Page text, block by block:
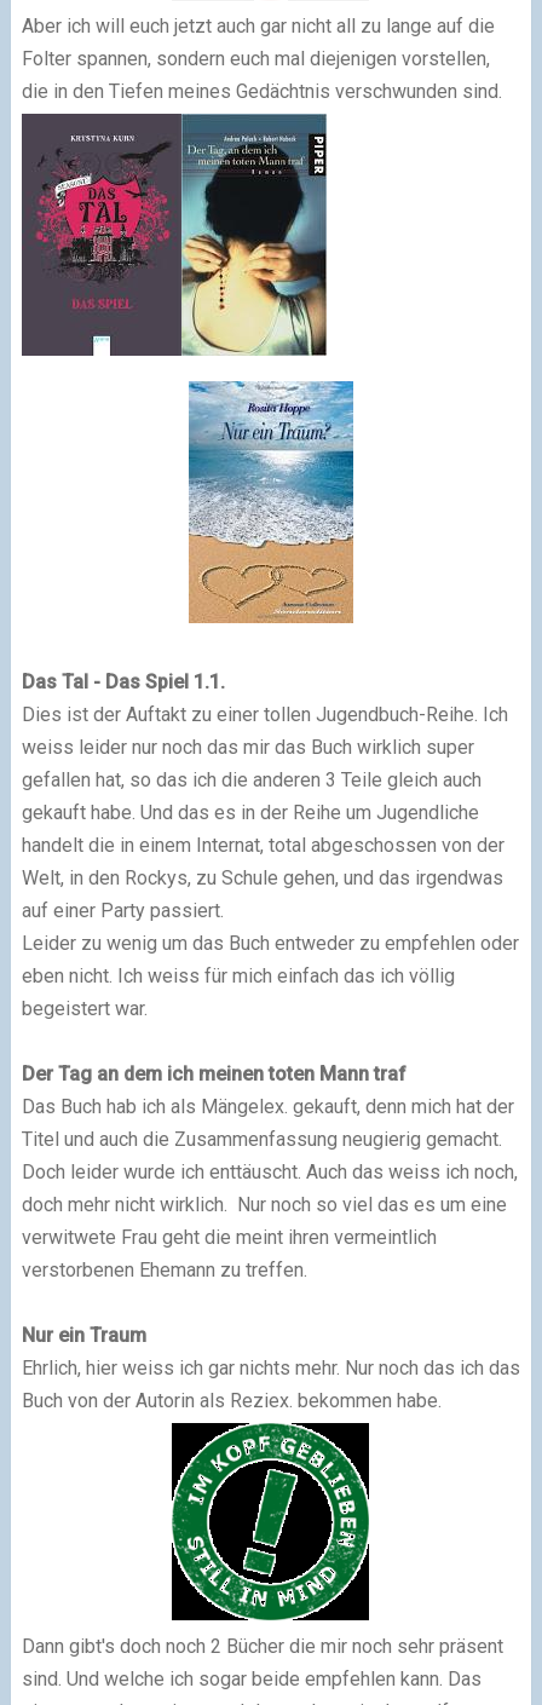
Aber ich will euch jetzt auch gar nicht all zu lange auf die
Folter spannen, sondern euch mal diejenigen vorstellen,
die in den Tiefen meines Gedächtnis verschwunden sind.
Das Tal - Das Spiel 1.1.
Dies ist der Auftakt zu einer tollen Jugendbuch-Reihe. Ich
weiss leider nur noch das mir das Buch wirklich super
gefallen hat, so das ich die anderen 3 Teile gleich auch
gekauft habe. Und das es in der Reihe um Jugendliche
handelt die in einem Internat, total abgeschossen von der
Welt, in den Rockys, zu Schule gehen, und das irgendwas
auf einer Party passiert.
Leider zu wenig um das Buch entweder zu empfehlen oder
eben nicht. Ich weiss für mich einfach das ich völlig
begeistert war.
Der Tag an dem ich meinen toten Mann traf
Das Buch hab ich als Mängelex. gekauft, denn mich hat der
Titel und auch die Zusammenfassung neugierig gemacht.
Doch leider wurde ich enttäuscht. Auch das weiss ich noch,
doch mehr nicht wirklich. Nur noch so viel das es um eine
verwitwete Frau geht die meint ihren vermeintlich
verstorbenen Ehemann zu treffen.
Nur ein Traum
Ehrlich, hier weiss ich gar nichts mehr. Nur noch das ich das
Buch von der Autorin als Reziex. bekommen habe.
Dann gibt's doch noch 2 Bücher die mir noch sehr präsent
sind. Und welche ich sogar beide empfehlen kann. Das